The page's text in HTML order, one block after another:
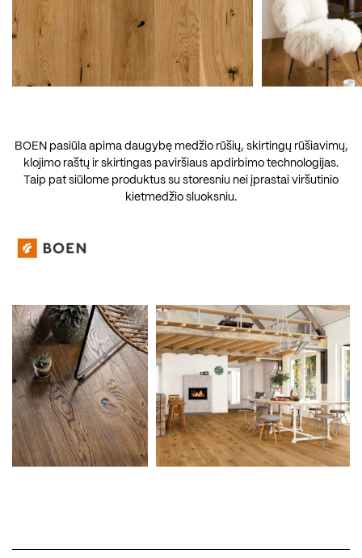
BOEN pasiūla apima daugybę medžio rūšių, skirtingų rūšiavimų,
klojimo raštų ir skirtingas paviršiaus apdirbimo technologijas.
Taip pat siūlome produktus su storesniu nei įprastai viršutinio
kietmedžio sluoksniu.